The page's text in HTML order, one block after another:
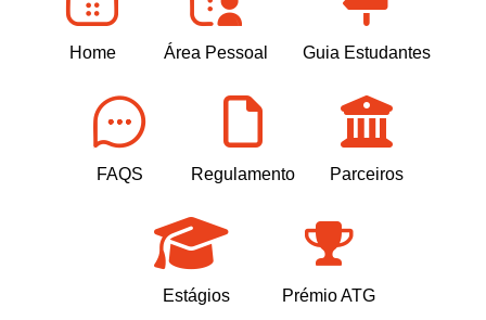
Home Área Pessoal Guia Estudantes
FAQS Regulamento Parceiros
Estágios Prémio ATG